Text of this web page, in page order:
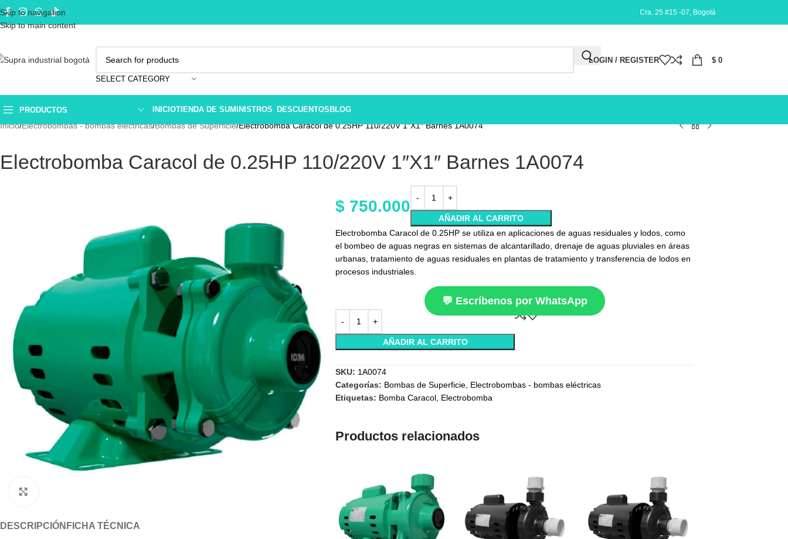
Skip to navigation
Skip to main content
Cra. 25 #15 -07, Bogotá
SELECT CATEGORY
LOGIN / REGISTER $ 0
PRODUCTOS INICIOTIENDA DE SUMINISTROS DESCUENTOS BLOG
Inicio Electrobombas - bombas eléctricas Bombas de Superficie Electrobomba Caracol de 0.25HP 110/220V 1″X1″ Barnes 1A0074
Electrobomba Caracol de 0.25HP 110/220V 1″X1″ Barnes 1A0074
DESCRIPCIÓN FICHA TÉCNICA
$ 750.000
AÑADIR AL CARRITO
Electrobomba Caracol de 0.25HP se utiliza en aplicaciones de aguas residuales y lodos, como
el bombeo de aguas negras en sistemas de alcantarillado, drenaje de aguas pluviales en áreas
urbanas, tratamiento de aguas residuales en plantas de tratamiento y transferencia de lodos en
procesos industriales.
💬 Escríbenos por WhatsApp
AÑADIR AL CARRITO
SKU: 1A0074
Categorías: Bombas de Superficie Electrobombas - bombas eléctricas
Etiquetas: Bomba Caracol Electrobomba
Productos relacionados